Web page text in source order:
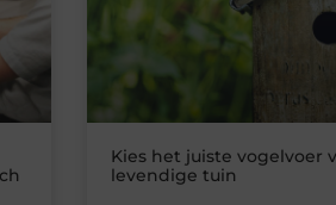
Kies het juiste vogelvoer
levendige tuin